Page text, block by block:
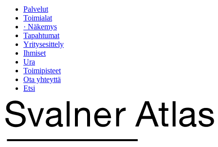
Palvelut
Toimialat
· Näkemys
Tapahtumat
Yritysesittely
Ihmiset
Ura
Toimipisteet
Ota yhteyttä
Etsi